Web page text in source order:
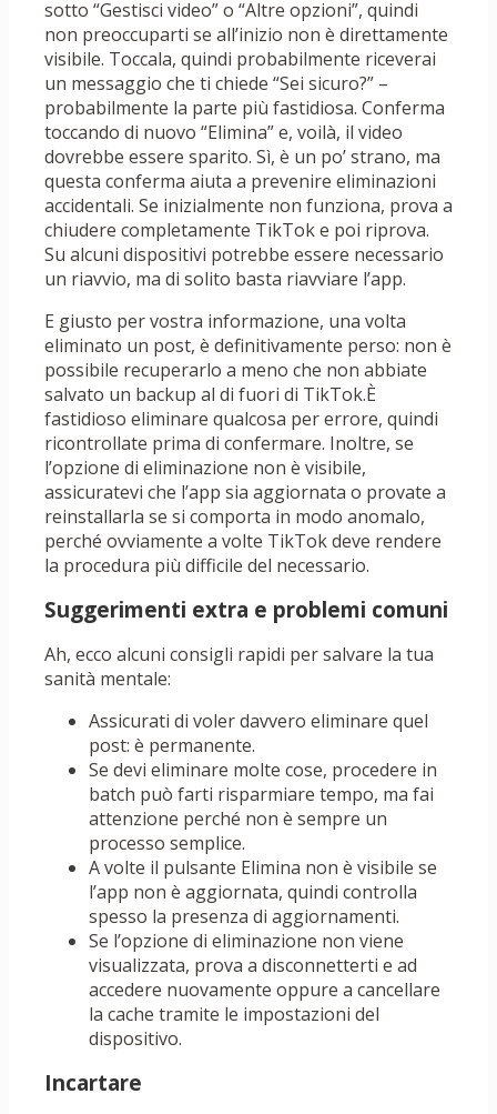
sotto “Gestisci video” o “Altre opzioni”, quindi
non preoccuparti se all’inizio non è direttamente
visibile. Toccala, quindi probabilmente riceverai
un messaggio che ti chiede “Sei sicuro?” –
probabilmente la parte più fastidiosa. Conferma
toccando di nuovo “Elimina” e, voilà, il video
dovrebbe essere sparito. Sì, è un po’ strano, ma
questa conferma aiuta a prevenire eliminazioni
accidentali. Se inizialmente non funziona, prova a
chiudere completamente TikTok e poi riprova.
Su alcuni dispositivi potrebbe essere necessario
un riavvio, ma di solito basta riavviare l’app.
E giusto per vostra informazione, una volta
eliminato un post, è definitivamente perso: non è
possibile recuperarlo a meno che non abbiate
salvato un backup al di fuori di TikTok.È
fastidioso eliminare qualcosa per errore, quindi
ricontrollate prima di confermare. Inoltre, se
l’opzione di eliminazione non è visibile,
assicuratevi che l’app sia aggiornata o provate a
reinstallarla se si comporta in modo anomalo,
perché ovviamente a volte TikTok deve rendere
la procedura più difficile del necessario.
Suggerimenti extra e problemi comuni
Ah, ecco alcuni consigli rapidi per salvare la tua
sanità mentale:
Assicurati di voler davvero eliminare quel
post: è permanente.
Se devi eliminare molte cose, procedere in
batch può farti risparmiare tempo, ma fai
attenzione perché non è sempre un
processo semplice.
A volte il pulsante Elimina non è visibile se
l’app non è aggiornata, quindi controlla
spesso la presenza di aggiornamenti.
Se l’opzione di eliminazione non viene
visualizzata, prova a disconnetterti e ad
accedere nuovamente oppure a cancellare
la cache tramite le impostazioni del
dispositivo.
Incartare